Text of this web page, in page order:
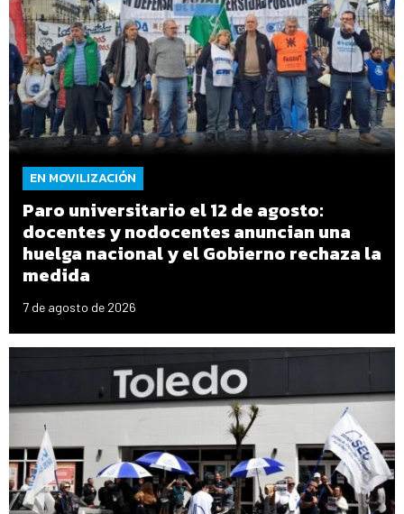
EN MOVILIZACIÓN
Paro universitario el 12 de agosto:
docentes y nodocentes anuncian una
huelga nacional y el Gobierno rechaza la
medida
7 de agosto de 2026